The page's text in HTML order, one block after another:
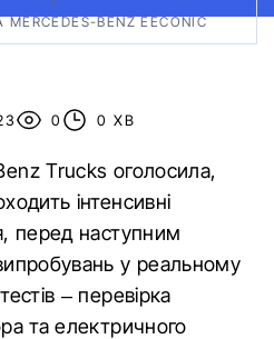
BENZ EECONIC
0 0 ХВ
Trucks оголосила,
інтенсивні
перед наступним
у реальному
– перевірка
та електричного